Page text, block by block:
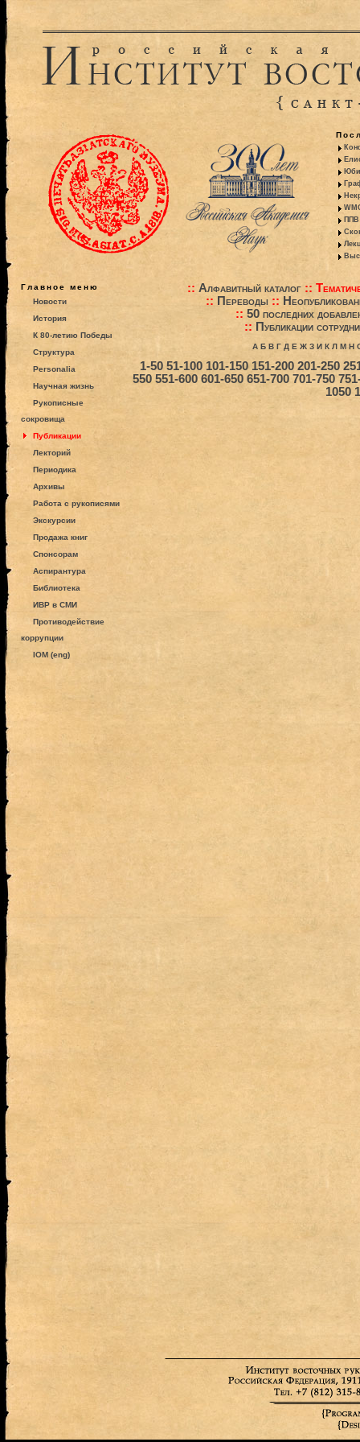
ППВ
Главное меню
Новости
История
К 80-летию Победы
Структура
Personalia
Научная жизнь
Рукописные
сокровища
Публикации
Лекторий
Периодика
Архивы
Работа с рукописями
Экскурсии
Продажа книг
Спонсорам
Аспирантура
Библиотека
ИВР в СМИ
Противодействие
коррупции
IOM (eng)
:: Алфавитный каталог ::
:: Переводы::
:: 50 последних
:: Публикации
А Б В Г Д Е Ж З И К Л М Н
1-50 51-100 101-150 151-200 201-250
550 551-600 601-650 651-700 701-750
1050